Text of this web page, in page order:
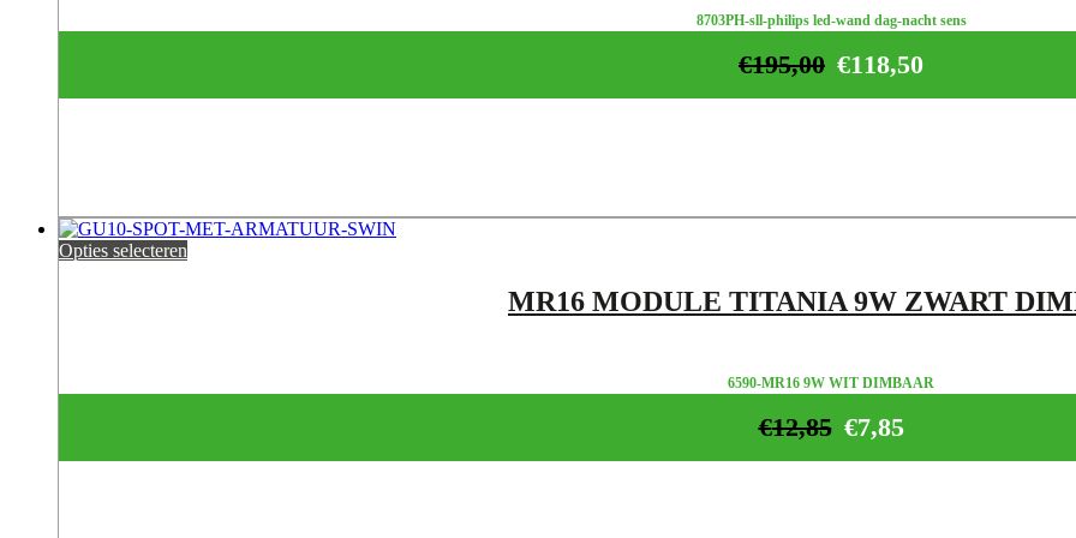
8703PH-sll-philips led-wand dag-nacht sens
€118,50
€195,00
Opties selecteren
MR16 MODULE TITANIA 9W ZWART
6590-MR16 9W WIT DIMBAAR
€7,85
€12,85